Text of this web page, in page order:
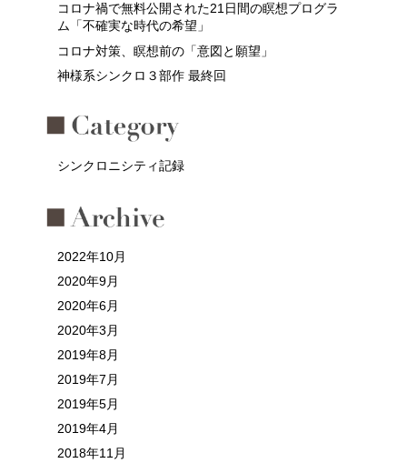
コロナ禍で無料公開された21日間の瞑想プログラ
ム「不確実な時代の希望」
コロナ対策、瞑想前の「意図と願望」
神様系シンクロ３部作 最終回
シンクロニシティ記録
2022年10月
2020年9月
2020年6月
2020年3月
2019年8月
2019年7月
2019年5月
2019年4月
2018年11月